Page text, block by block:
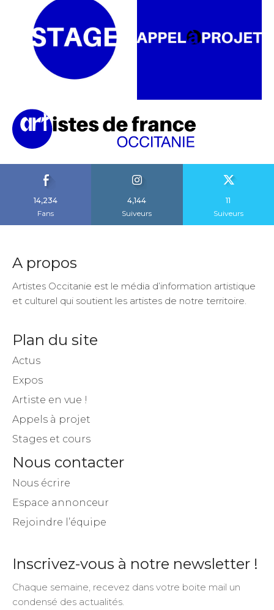
14,234
Fans
4,144
Suiveurs
11
Suiveurs
A propos
Artistes Occitanie est le média d’information artistique
et culturel qui soutient les artistes de notre territoire.
Plan du site
Actus
Expos
Artiste en vue !
Appels à projet
Stages et cours
Nous contacter
Nous écrire
Espace annonceur
Rejoindre l’équipe
Inscrivez-vous à notre newsletter !
Chaque semaine, recevez dans votre boite mail un
condensé des actualités.